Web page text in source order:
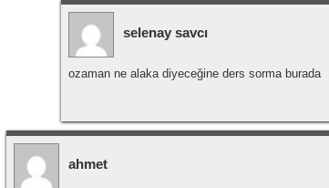
selenay savcı
ozaman ne alaka diyeceğine ders sorma burada
ahmet